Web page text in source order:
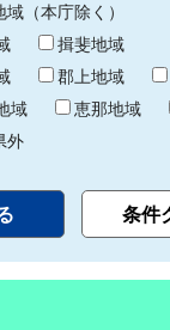
域（本庁除く）
揖斐地域
郡上地域
域
恵那地域
外